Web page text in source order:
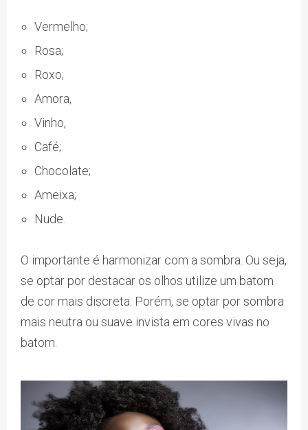
Vermelho;
Rosa;
Roxo;
Amora,
Vinho,
Café;
Chocolate;
Ameixa;
Nude.
O importante é harmonizar com a sombra. Ou seja,
se optar por destacar os olhos utilize um batom
de cor mais discreta. Porém, se optar por sombra
mais neutra ou suave invista em cores vivas no
batom.